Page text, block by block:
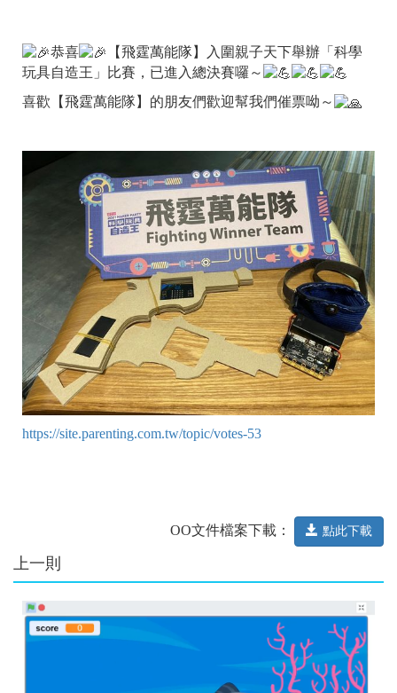
恭喜
【飛霆萬能隊】入圍親子天下舉辦「科學
玩具自造王」比賽，已進入總決賽囉～
喜歡【飛霆萬能隊】的朋友們歡迎幫我們催票呦～
https://site.parenting.com.tw/topic/votes-53
OO文件檔案下載： 點此下載
上一則